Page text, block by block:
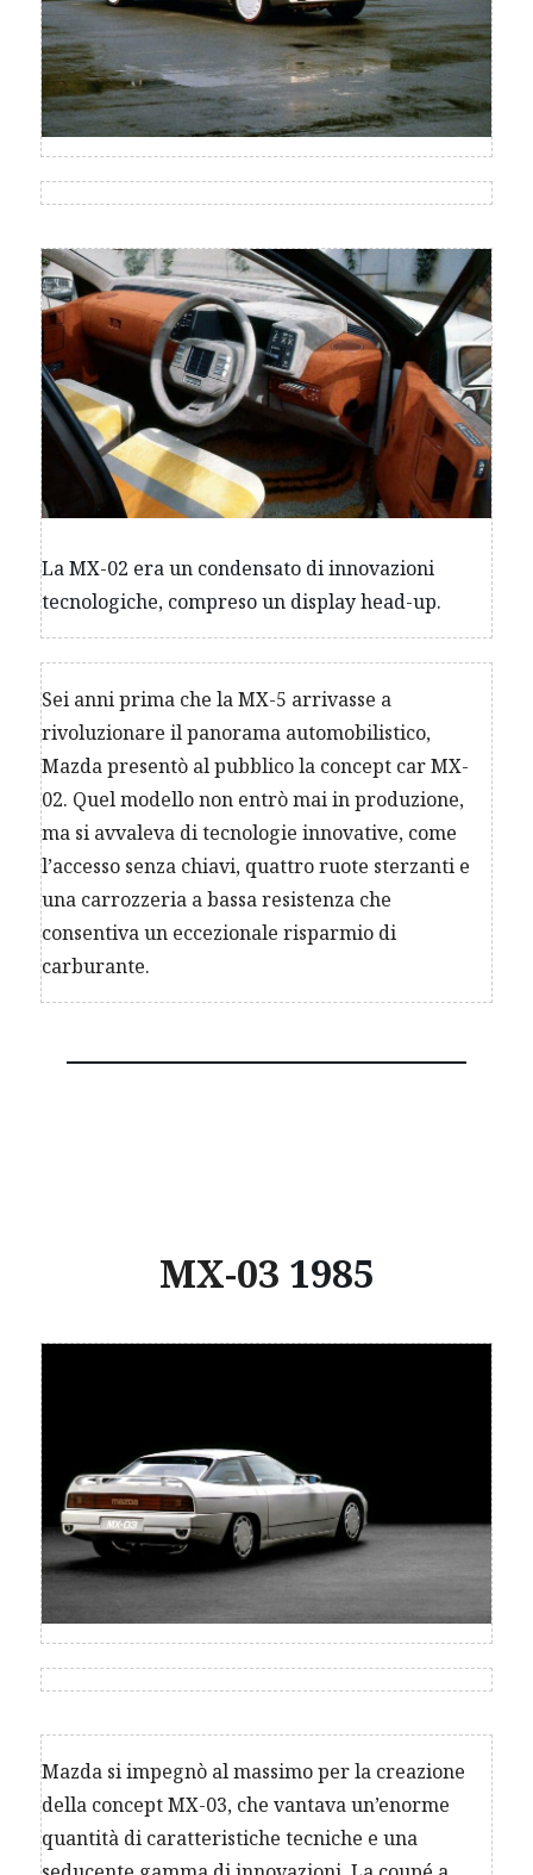
La MX-02 era un condensato di innovazioni
tecnologiche, compreso un display head-up.
Sei anni prima che la MX-5 arrivasse a
rivoluzionare il panorama automobilistico,
Mazda presentò al pubblico la concept car MX-
02. Quel modello non entrò mai in produzione,
ma si avvaleva di tecnologie innovative, come
l’accesso senza chiavi, quattro ruote sterzanti e
una carrozzeria a bassa resistenza che
consentiva un eccezionale risparmio di
carburante.
MX-03 1985
Mazda si impegnò al massimo per la creazione
della concept MX-03, che vantava un’enorme
quantità di caratteristiche tecniche e una